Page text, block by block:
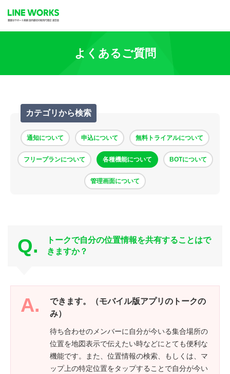
よくあるご質問
カテゴリから検索
通知について 申込について 無料トライアルについて
フリープランについて 各種機能について BOTについて
管理画面について
トークで自分の位置情報を共有することはで
きますか？
できます。
（モバイル版アプリのトークの
み）
待ち合わせのメンバーに自分が今いる集合場所の
位置を地図表示で伝えたい時などにとても便利な
機能です。また、位置情報の検索、もしくは、マ
ップ上の特定位置をタップすることで自分が今い